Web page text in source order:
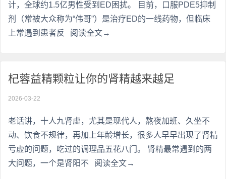
计，全球约1.5亿男性受到ED困扰。 目前，口服PDE5抑制
剂（常被大众称为“伟哥”）是治疗ED的一线药物，但临床
上常遇到患者反
阅读全文→
杞蓉益精颗粒让你的肾精越来越足
2026-03-22
老话讲，十人九肾虚，尤其是现代人，熬夜加班、久坐不
动、饮食不规律，再加上年龄增长，很多人早早出现了肾精
亏虚的问题，吃过的调理品五花八门。 肾精最常遇到的两
大问题，一个是肾阳不
阅读全文→